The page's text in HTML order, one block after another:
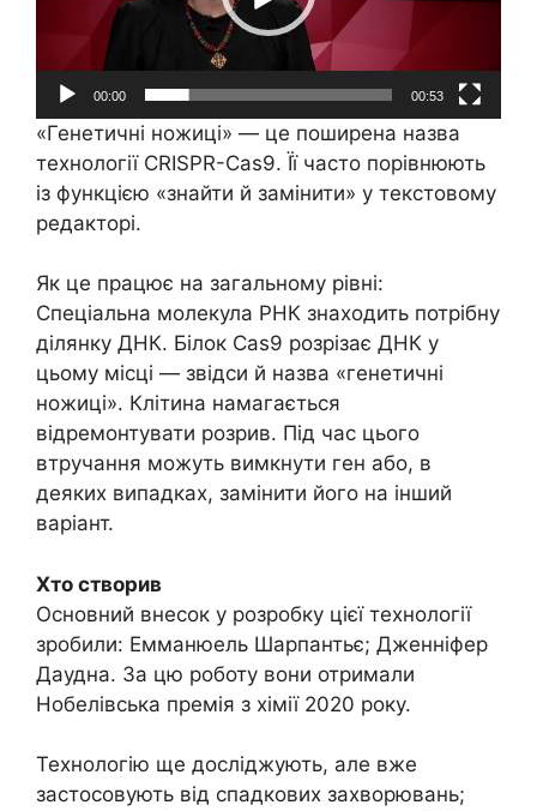
00:00 00:53
«Генетичні ножиці» — це поширена назва
технології CRISPR-Cas9. Її часто порівнюють
із функцією «знайти й замінити» у текстовому
редакторі.
Як це працює на загальному рівні:
Спеціальна молекула РНК знаходить потрібну
ділянку ДНК. Білок Cas9 розрізає ДНК у
цьому місці — звідси й назва «генетичні
ножиці». Клітина намагається
відремонтувати розрив. Під час цього
втручання можуть вимкнути ген або, в
деяких випадках, замінити його на інший
варіант.
Хто створив
Основний внесок у розробку цієї технології
зробили: Емманюель Шарпантьє; Дженніфер
Даудна. За цю роботу вони отримали
Нобелівська премія з хімії 2020 року.
Технологію ще досліджують, але вже
застосовують від спадкових захворювань;